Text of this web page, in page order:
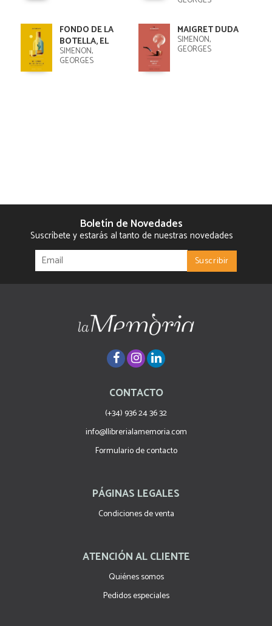
FONDO DE LA
BOTELLA, EL
SIMENON,
GEORGES
MAIGRET DUDA
SIMENON,
GEORGES
Boletín de Novedades
Suscríbete y estarás al tanto de nuestras novedades
CONTACTO
(+34) 936 24 36 32
info@llibrerialamemoria.com
Formulario de contacto
PÁGINAS LEGALES
Condiciones de venta
ATENCIÓN AL CLIENTE
Quiénes somos
Pedidos especiales